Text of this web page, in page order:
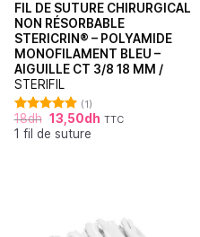
FIL DE SUTURE CHIRURGICAL
NON RÉSORBABLE
STERICRIN® – POLYAMIDE
MONOFILAMENT BLEU –
AIGUILLE CT 3/8 18 MM /
STERIFIL
Note
5.00
sur 5
(1)
18dh 13,50dh TTC
1 fil de suture